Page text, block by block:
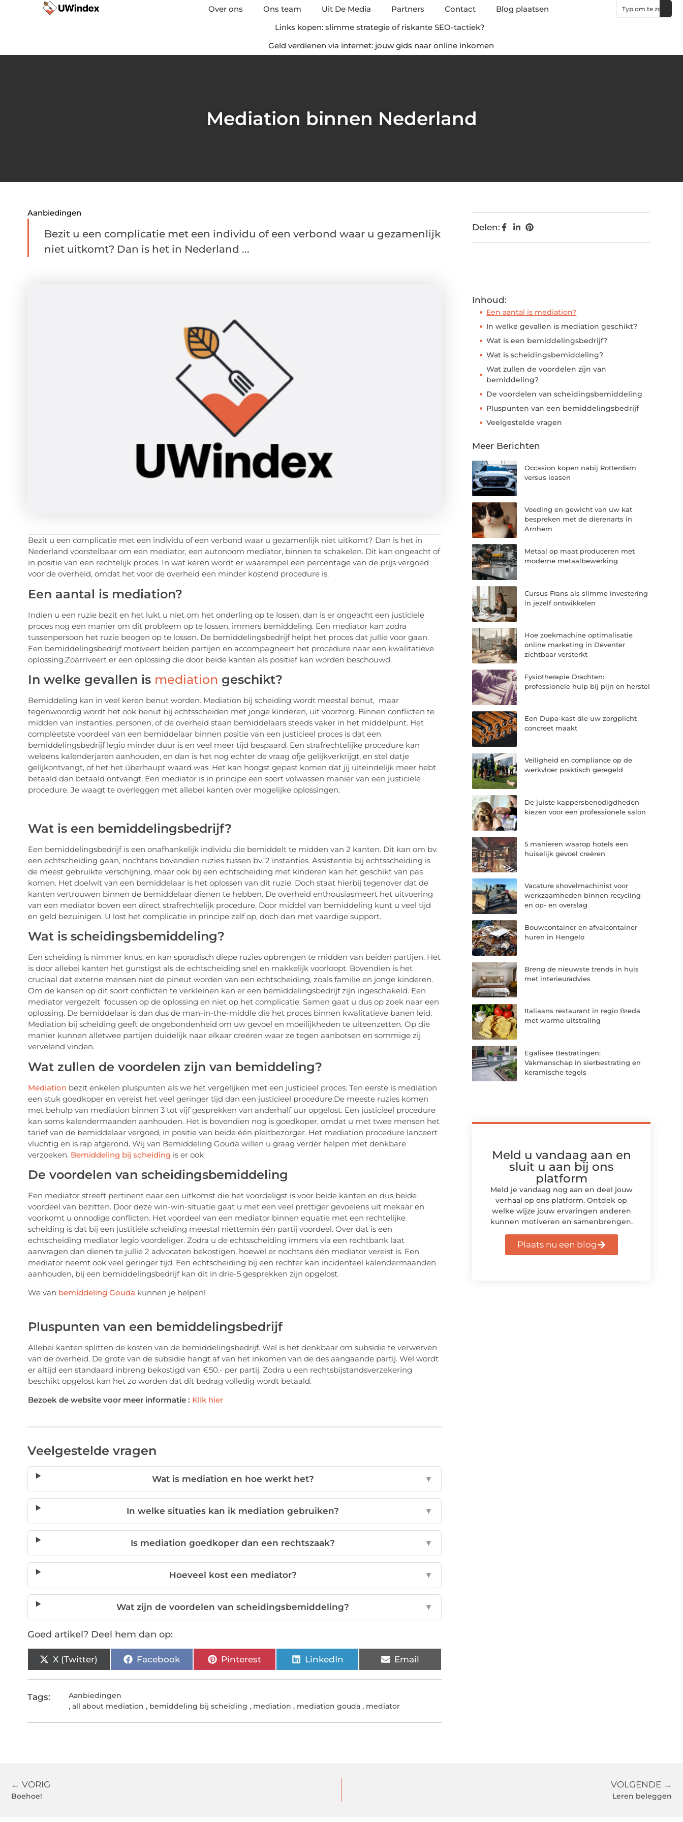
Over ons Ons team Uit De Media Partners Contact
Blog plaatsen
Links kopen: slimme strategie of riskante SEO-tactiek?
Geld verdienen via internet: jouw gids naar online inkomen
Mediation binnen Nederland
Aanbiedingen
Bezit u een complicatie met een individu of een verbond waar u gezamenlijk
niet uitkomt? Dan is het in Nederland ...
Bezit u een complicatie met een individu of een verbond waar u gezamenlijk niet uitkomt? Dan is het in
Nederland voorstelbaar om een mediator, een autonoom mediator, binnen te schakelen. Dit kan ongeacht of
in positie van een rechtelijk proces. In wat keren wordt er waarempel een percentage van de prijs vergoed
voor de overheid, omdat het voor de overheid een minder kostend procedure is.
Een aantal is mediation?
Indien u een ruzie bezit en het lukt u niet om het onderling op te lossen, dan is er ongeacht een justiciele
proces nog een manier om dit probleem op te lossen, immers bemiddeling. Een mediator kan zodra
tussenpersoon het ruzie beogen op te lossen. De bemiddelingsbedrijf helpt het proces dat jullie voor gaan.
Een bemiddelingsbedrijf motiveert beiden partijen en accompagneert het procedure naar een kwalitatieve
oplossing.Zoarriveert er een oplossing die door beide kanten als positief kan worden beschouwd.
In welke gevallen is mediation geschikt?
Bemiddeling kan in veel keren benut worden. Mediation bij scheiding wordt meestal benut, maar
tegenwoordig wordt het ook benut bij echtsscheiden met jonge kinderen, uit voorzorg. Binnen conflicten te
midden van instanties, personen, of de overheid staan bemiddelaars steeds vaker in het middelpunt. Het
compleetste voordeel van een bemiddelaar binnen positie van een justicieel proces is dat een
bemiddelingsbedrijf legio minder duur is en veel meer tijd bespaard. Een strafrechtelijke procedure kan
weleens kalenderjaren aanhouden, en dan is het nog echter de vraag ofje gelijkverkrijgt, en stel datje
gelijkontvangt, of het het überhaupt waard was. Het kan hoogst gepast komen dat jij uiteindelijk meer hebt
betaald dan betaald ontvangt. Een mediator is in principe een soort volwassen manier van een justiciele
procedure. Je waagt te overleggen met allebei kanten over mogelijke oplossingen.
Wat is een bemiddelingsbedrijf?
Een bemiddelingsbedrijf is een onafhankelijk individu die bemiddelt te midden van 2 kanten. Dit kan om bv.
een echtscheiding gaan, nochtans bovendien ruzies tussen bv. 2 instanties. Assistentie bij echtsscheiding is
de meest gebruikte verschijning, maar ook bij een echtscheiding met kinderen kan het geschikt van pas
komen. Het doelwit van een bemiddelaar is het oplossen van dit ruzie. Doch staat hierbij tegenover dat de
kanten vertrouwen binnen de bemiddelaar dienen te hebben. De overheid enthousiasmeert het uitvoering
van een mediator boven een direct strafrechtelijk procedure. Door middel van bemiddeling kunt u veel tijd
en geld bezuinigen. U lost het complicatie in principe zelf op, doch dan met vaardige support.
Wat is scheidingsbemiddeling?
Een scheiding is nimmer knus, en kan sporadisch diepe ruzies opbrengen te midden van beiden partijen. Het
is door allebei kanten het gunstigst als de echtscheiding snel en makkelijk voorloopt. Bovendien is het
cruciaal dat externe mensen niet de pineut worden van een echtscheiding, zoals familie en jonge kinderen.
Om de kansen op dit soort conflicten te verkleinen kan er een bemiddelingsbedrijf zijn ingeschakeld. Een
mediator vergezelt focussen op de oplossing en niet op het complicatie. Samen gaat u dus op zoek naar een
oplossing. De bemiddelaar is dan dus de man-in-the-middle die het proces binnen kwalitatieve banen leid.
Mediation bij scheiding geeft de ongebondenheid om uw gevoel en moeilijkheden te uiteenzetten. Op die
manier kunnen alletwee partijen duidelijk naar elkaar creëren waar ze tegen aanbotsen en sommige zij
vervelend vinden.
Wat zullen de voordelen zijn van bemiddeling?
Mediation bezit enkelen pluspunten als we het vergelijken met een justicieel proces. Ten eerste is mediation
een stuk goedkoper en vereist het veel geringer tijd dan een justicieel procedure.De meeste ruzies komen
met behulp van mediation binnen 3 tot vijf gesprekken van anderhalf uur opgelost. Een justicieel procedure
kan soms kalendermaanden aanhouden. Het is bovendien nog is goedkoper, omdat u met twee mensen het
tarief van de bemiddelaar vergoed, in positie van beide één pleitbezorger. Het mediation procedure lanceert
vluchtig en is rap afgerond. Wij van Bemiddeling Gouda willen u graag verder helpen met denkbare
verzoeken. Bemiddeling bij scheiding is er ook
De voordelen van scheidingsbemiddeling
Een mediatorstreeft pertinent naar een uitkomst die het voordeligst is voor beide kanten en dus beide
voordeel van bezitten. Door deze win-win-situatie gaat u met een veel prettiger gevoelens uit mekaar en
voorkomt u onnodige conflicten. Het voordeel van een mediator binnen equatie met een rechtelijke
scheiding is dat bij een justitiële scheiding meestal niettemin één partij voordeel. Over dat is een
echtscheiding mediator legio voordeliger. Zodra u de echtsscheiding immers via een rechtbank laat
aanvragen dan dienen te jullie 2 advocaten bekostigen, hoewel er nochtans één mediator vereist is. Een
mediator neemt ook veel geringer tijd. Een echtscheiding bij een rechter kan incidenteel kalendermaanden
aanhouden, bij een bemiddelingsbedrijf kan dit in drie-5 gesprekken zijn opgelost.
We van bemiddeling Gouda kunnen je helpen!
Pluspunten van een bemiddelingsbedrijf
Allebei kanten splitten de kosten van de bemiddelingsbedrijf. Wel is het denkbaar om subsidie te verwerven
van de overheid. De grote van de subsidie hangt af van het inkomen van de des aangaande partij. Wel wordt
er altijd een standaard inbreng bekostigd van €50.- per partij. Zodra u een rechtsbijstandsverzekering
beschikt opgelost kan het zo worden dat dit bedrag volledig wordt betaald.
Bezoek de website voor meer informatie : Klik hier
Veelgestelde vragen
Wat is mediation en hoe werkt het? ▼
In welke situaties kan ik mediation gebruiken? ▼
Is mediation goedkoper dan een rechtszaak? ▼
Hoeveel kost een mediator? ▼
Wat zijn de voordelen van scheidingsbemiddeling? ▼
Goed artikel? Deel hem dan op:
X (Twitter) Facebook Pinterest LinkedIn Email
Tags:
Aanbiedingen
,all about mediation , bemiddeling bij scheiding , mediation , mediation gouda , mediator
Delen:
Inhoud:
Een aantal is mediation?
In welke gevallen is mediation geschikt?
Wat is een bemiddelingsbedrijf?
Wat is scheidingsbemiddeling?
Wat zullen de voordelen zijn van
bemiddeling?
De voordelen van scheidingsbemiddeling
Pluspunten van een bemiddelingsbedrijf
Veelgestelde vragen
Meer Berichten
Occasion kopen nabij Rotterdam
versus leasen
Voeding en gewicht van uw kat
bespreken met de dierenarts in
Arnhem
Metaal op maat produceren met
moderne metaalbewerking
Cursus Frans als slimme investering
in jezelf ontwikkelen
Hoe zoekmachine optimalisatie
online marketing in Deventer
zichtbaar versterkt
Fysiotherapie Drachten:
professionele hulp bij pijn en herstel
Een Dupa-kast die uw zorgplicht
concreet maakt
Veiligheid en compliance op de
werkvloer praktisch geregeld
De juiste kappersbenodigdheden
kiezen voor een professionele salon
5 manieren waarop hotels een
huiselijk gevoel creëren
Vacature shovelmachinist voor
werkzaamheden binnen recycling
en op- en overslag
Bouwcontainer en afvalcontainer
huren in Hengelo
Breng de nieuwste trends in huis
met interieuradvies
Italiaans restaurant in regio Breda
met warme uitstraling
Egalisee Bestratingen:
Vakmanschap in sierbestrating en
keramische tegels
Meld u vandaag aan en
sluit u aan bij ons
platform
Meld je vandaag nog aan en deel jouw
verhaal op ons platform. Ontdek op
welke wijze jouw ervaringen anderen
kunnen motiveren en samenbrengen.
Plaats nu een blog
← VORIG
Boehoe!
VOLGENDE →
Leren beleggen